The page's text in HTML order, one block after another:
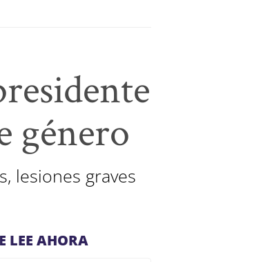
género
lesiones graves
LEE AHORA